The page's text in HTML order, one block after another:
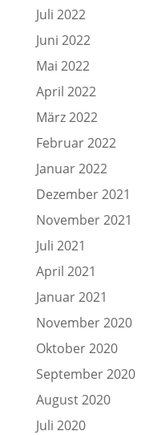
Juli 2022
Juni 2022
Mai 2022
April 2022
März 2022
Februar 2022
Januar 2022
Dezember 2021
November 2021
Juli 2021
April 2021
Januar 2021
November 2020
Oktober 2020
September 2020
August 2020
Juli 2020